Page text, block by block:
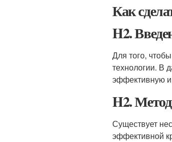
Как
H2.
Для того,
технологии. В
эффективную
H2.
Существует
эффективной